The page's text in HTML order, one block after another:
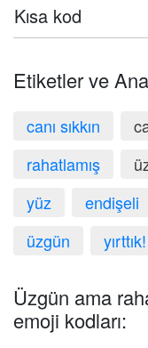
Kısa kod
Etiketler ve
canı sıkkın
rahatlamış
yüz
endişeli
üzgün
yırttık!
Üzgün ama
emoji kodları: